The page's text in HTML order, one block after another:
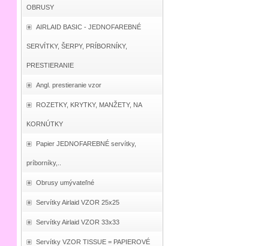
OBRUSY
AIRLAID BASIC - JEDNOFAREBNÉ
SERVÍTKY, ŠERPY, PRÍBORNÍKY,
PRESTIERANIE
Angl. prestieranie vzor
ROZETKY, KRYTKY, MANŽETY, NA
KORNÚTKY
Papier JEDNOFAREBNÉ servítky,
príborníky,..
Obrusy umývateľné
Servítky Airlaid VZOR 25x25
Servítky Airlaid VZOR 33x33
Servítky VZOR TISSUE = PAPIEROVÉ